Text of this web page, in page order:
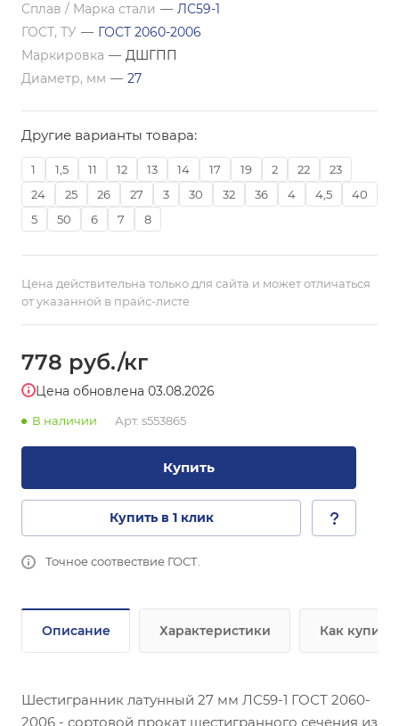
Сплав / Марка стали — ЛС59-1
ГОСТ, ТУ — ГОСТ 2060-2006
Маркировка — ДШГПП
Диаметр, мм — 27
Другие варианты товара:
1 1,5 11 12 13 14 17 19 2 22
23
24
25 26 27 3 30 32 36 4 4,5
40
5
50 6 7 8
Цена действительна только для сайта и может отличаться
от указанной в прайс-листе
778 руб./кг
Цена обновлена 03.08.2026
В наличии Арт. s553865
Купить
Купить в 1 клик
Точное соотвествие ГОСТ.
Описание Характеристики Как купить
Шестигранник латунный 27 мм ЛС59-1 ГОСТ 2060-
2006 - сортовой прокат шестигранного сечения из